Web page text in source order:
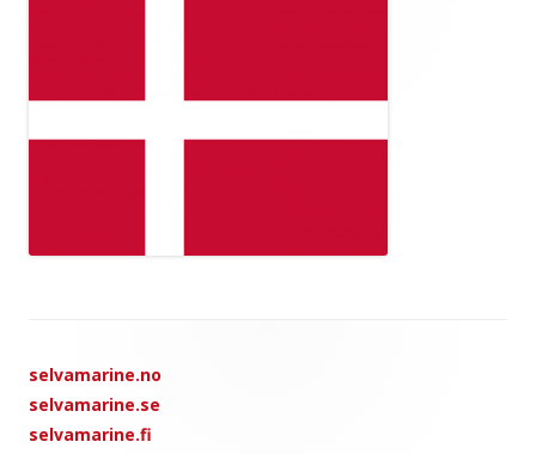
Content
selvamarine.no
selvamarine.se
selvamarine.fi